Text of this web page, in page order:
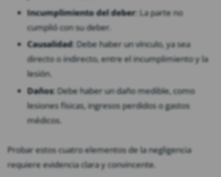
Incumplimiento del deber: La parte no
cumplió con su deber.
Causalidad: Debe haber un vínculo, ya sea
directo o indirecto, entre el incumplimiento y la
lesión.
Daños: Debe haber un daño medible, como
lesiones físicas, ingresos perdidos o gastos
médicos.
Probar estos cuatro elementos de la negligencia
requiere evidencia clara y convincente.